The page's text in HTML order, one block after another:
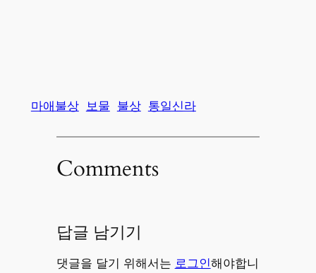
마애불상 보물 불상 통일신라
Comments
답글 남기기
댓글을 달기 위해서는 로그인해야합니